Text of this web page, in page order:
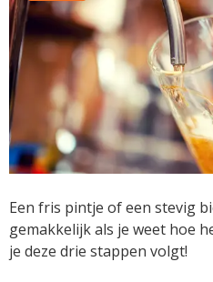
Een fris pintje of een stevig
gemakkelijk als je weet hoe
je deze drie stappen volgt!